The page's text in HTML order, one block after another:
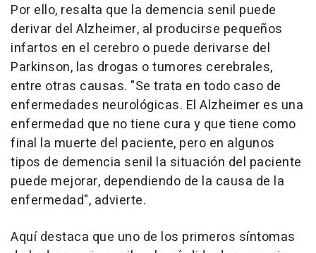
Por ello, resalta que la demencia senil puede
derivar del Alzheimer, al producirse pequeños
infartos en el cerebro o puede derivarse del
Parkinson, las drogas o tumores cerebrales,
entre otras causas. "Se trata en todo caso de
enfermedades neurológicas. El Alzheimer es una
enfermedad que no tiene cura y que tiene como
final la muerte del paciente, pero en algunos
tipos de demencia senil la situación del paciente
puede mejorar, dependiendo de la causa de la
enfermedad", advierte.
Aquí destaca que uno de los primeros síntomas